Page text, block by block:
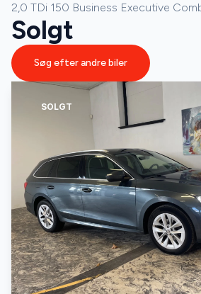
SOLGT
2,0 TDi 150 Business Executive
Solgt
Søg efter andre biler